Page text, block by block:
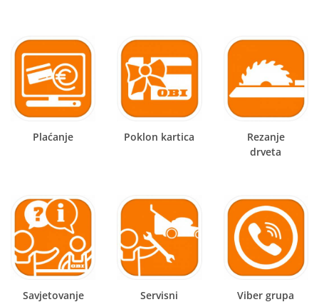
Plaćanje Poklon kartica
Rezanje
drveta
Savjetovanje
Servisni
Viber grupa